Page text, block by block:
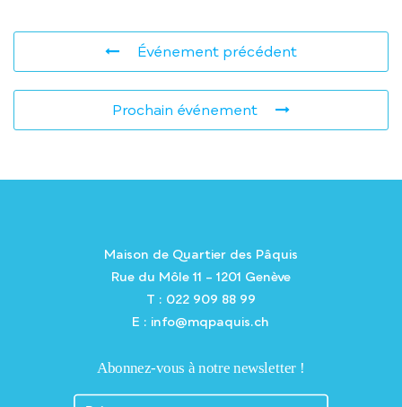
Événement précédent
Prochain événement
Maison de Quartier des Pâquis
Rue du Môle 11 – 1201 Genève
T : 022 909 88 99
E : info@mqpaquis.ch
Abonnez-vous à notre newsletter !